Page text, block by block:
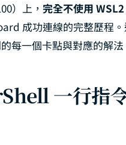
OpenClaw API Key 設定完全指
× Microsoft Teams 串
Gateway 命令速查表
）上， 完全不使用 WSL2
成功連線的完整歷程
每一個卡點與對應的解法
一行指